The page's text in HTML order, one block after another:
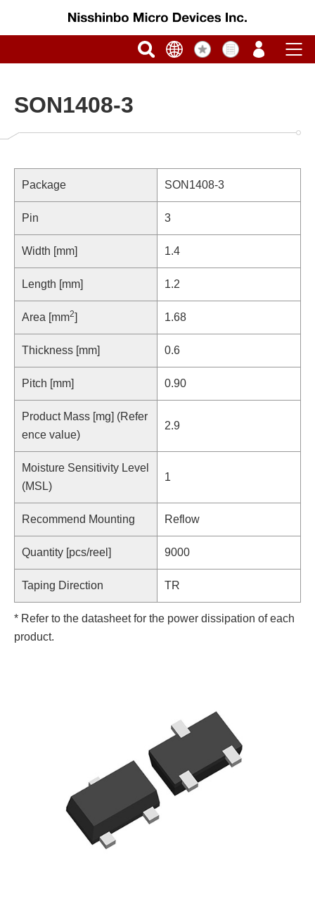
SON1408-3
Package SON1408-3
Pin 3
Width [mm] 1.4
Length [mm] 1.2
Area [mm2] 1.68
Thickness [mm] 0.6
Pitch [mm] 0.90
Product Mass [mg] (Refer
ence value)
2.9
Moisture Sensitivity Level
(MSL)
1
Recommend Mounting Reflow
Quantity [pcs/reel] 9000
Taping Direction TR
* Refer to the datasheet for the power dissipation of each
product.